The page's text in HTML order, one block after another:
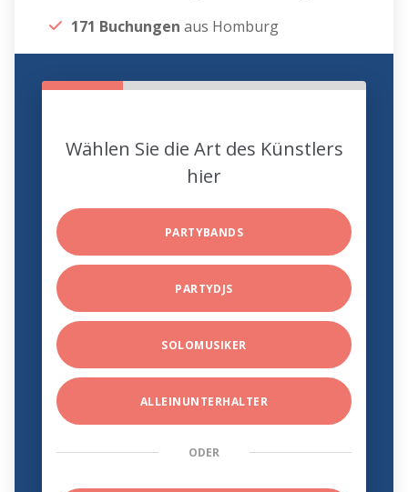
171 Buchungen aus Homburg
Wählen Sie die Art des Künstlers
hier
PARTYBANDS
PARTYDJS
SOLOMUSIKER
ALLEINUNTERHALTER
ODER